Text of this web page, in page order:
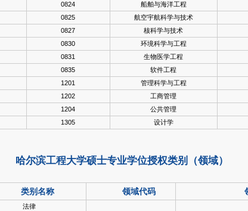
0824 船舶与海洋工程
0825 航空宇航科学与技术
0827 核科学与技术
0830 环境科学与工程
0831 生物医学工程
0835 软件工程
1201 管理科学与工程
1202 工商管理
1204 公共管理
1305 设计学
哈尔滨工程大学硕士专业学位授权类别（领域）
类别名称 领域代码
法律